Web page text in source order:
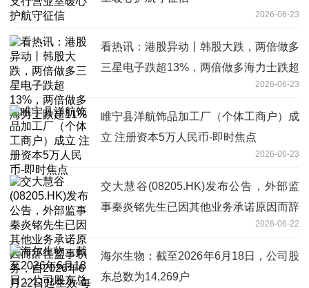
2026-06-23
看热讯：港股异动丨韩股大跌，两倍做多
三星电子跌超13%，两倍做多海力士跌超
2026-06-23
睢宁县洋航饰品加工厂（个体工商户）成
立 注册资本5万人民币-即时焦点
2026-06-23
交大慧谷(08205.HK)发布公告，外部监
事秦炎铭先生已因其他业务承诺原因而辞
任监事职务，自2026年6月22日起生效
每日热闻
2026-06-22
海尔生物：截至2026年6月18日，公司股
东总数为14,269户